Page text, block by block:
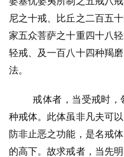
尼之十戒、比丘之二百五
家五众菩萨之十重四十八
轻戒、及一百八十四种羯
法。
戒体者，当受戒时，
种戒体。此体虽非凡夫可
防非止恶之功能，是名戒
的高下。故求戒者，当先